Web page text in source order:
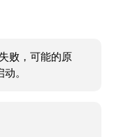
败，可能的原
。